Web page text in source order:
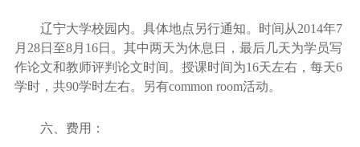
辽宁大学校园内。具体地点另行通知。时间从2014年7
月 28日至8月 16日。其中两天为休息日，最后几天为学员写
作论文和教师评判论文时间。授课时间为16天左右，每天6
学时，共90学时左右。另有common room活动。
六、费用：